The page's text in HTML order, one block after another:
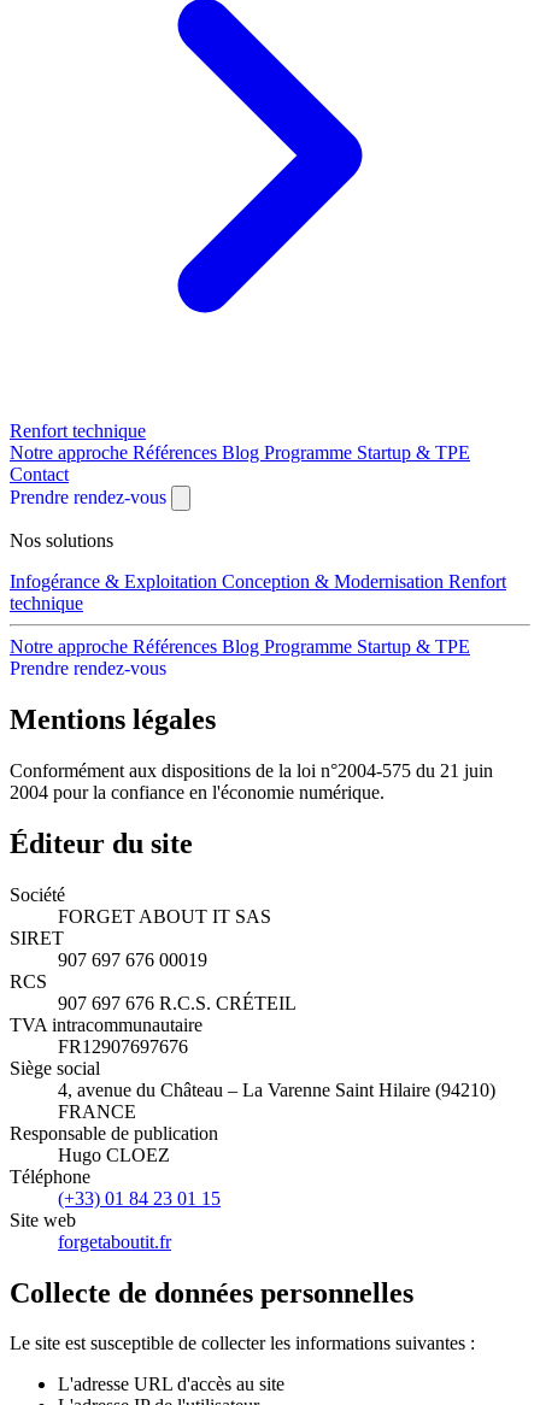
Renfort technique
Notre approche Références Blog Programme Startup & TPE
Contact
Prendre rendez-vous
Nos solutions
Infogérance & Exploitation Conception & Modernisation Renfort
technique
Notre approche Références Blog Programme Startup & TPE
Prendre rendez-vous
Mentions légales
Conformément aux dispositions de la loi n°2004-575 du 21 juin
2004 pour la confiance en l'économie numérique.
Éditeur du site
Société
FORGET ABOUT IT SAS
SIRET
907 697 676 00019
RCS
907 697 676 R.C.S. CRÉTEIL
TVA intracommunautaire
FR12907697676
Siège social
4, avenue du Château – La Varenne Saint Hilaire (94210)
FRANCE
Responsable de publication
Hugo CLOEZ
Téléphone
(+33) 01 84 23 01 15
Site web
forgetaboutit.fr
Collecte de données personnelles
Le site est susceptible de collecter les informations suivantes :
L'adresse URL d'accès au site